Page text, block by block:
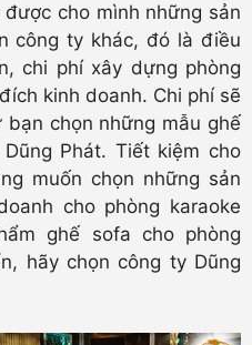
cho mình những sản
công ty khác, đó là điều
chi phí xây dựng phòng
kinh doanh. Chi phí sẽ
chọn những mẫu ghế
Phát. Tiết kiệm cho
muốn chọn những sản
cho phòng karaoke
ghế sofa cho phòng
hãy chọn công ty Dũng